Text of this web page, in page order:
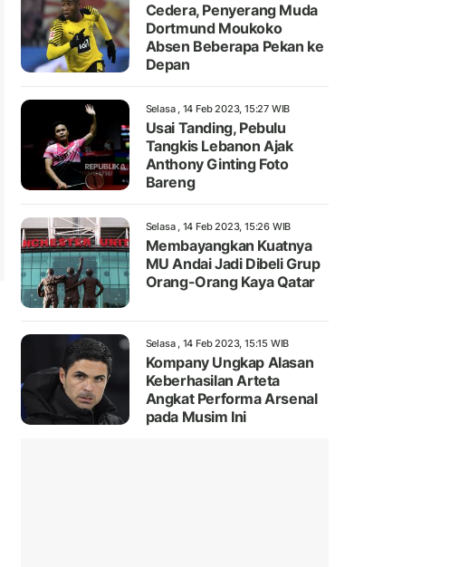
Cedera, Penyerang Muda
Dortmund Moukoko
Absen Beberapa Pekan ke
Depan
Selasa , 14 Feb 2023, 15:27 WIB
Usai Tanding, Pebulu
Tangkis Lebanon Ajak
Anthony Ginting Foto
Bareng
Selasa , 14 Feb 2023, 15:26 WIB
Membayangkan Kuatnya
MU Andai Jadi Dibeli Grup
Orang-Orang Kaya Qatar
Selasa , 14 Feb 2023, 15:15 WIB
Kompany Ungkap Alasan
Keberhasilan Arteta
Angkat Performa Arsenal
pada Musim Ini